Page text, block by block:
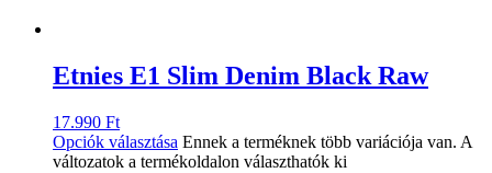
Etnies E1 Slim Denim Black Raw
17.990 Ft
Opciók választása Ennek a terméknek több variációja van. A
változatok a termékoldalon választhatók ki